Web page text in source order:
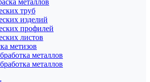
металлов
труб
изделий
профилей
листов
метизов
металлов
металлов